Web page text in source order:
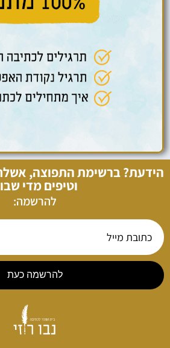
הידעת? ברשימת התפוצה,
וטיפים מדי
להרשמה:
להרשמה כעת